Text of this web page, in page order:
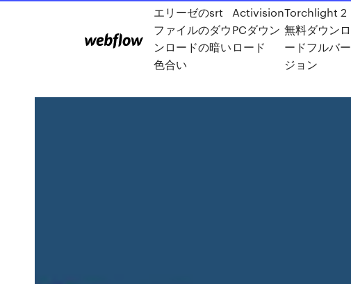
エリーゼのsrt
ファイルのダウ
ンロードの暗い
色合い
Activision
PCダウン
ロード
Torchlight 2
無料ダウンロ
ードフルバー
ジョン